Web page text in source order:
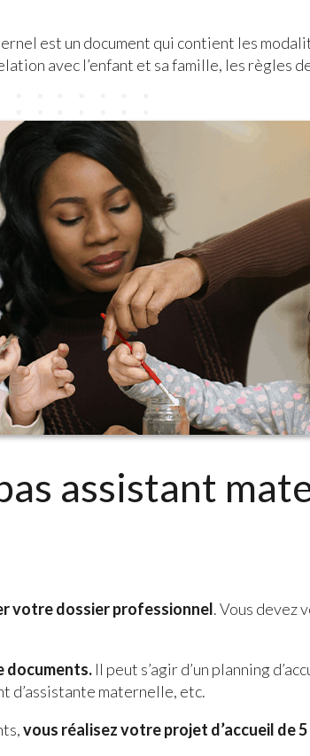
est un document qui contient les
avec l’enfant et sa famille, les règles
assistant
votre dossier professionnel. Vous devez
documents. Il peut s’agir d’un planning
d’assistante maternelle, etc.
vous réalisez votre projet d’accueil de 5